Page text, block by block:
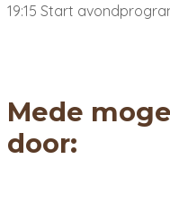
19:15 Start
Mede
door: